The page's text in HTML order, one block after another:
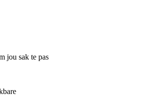
jou sak te pas